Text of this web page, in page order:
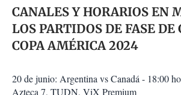
CANALES Y HORARIOS EN
LOS PARTIDOS DE FASE DE
COPA AMÉRICA 2024
20 de junio: Argentina vs Canadá - 18:00
Azteca 7, TUDN, ViX Premium